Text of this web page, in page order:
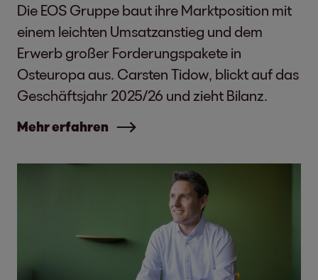
Die EOS Gruppe baut ihre Marktposition mit
einem leichten Umsatzanstieg und dem
Erwerb großer Forderungspakete in
Osteuropa aus. Carsten Tidow, blickt auf das
Geschäftsjahr 2025/26 und zieht Bilanz.
Mehr erfahren